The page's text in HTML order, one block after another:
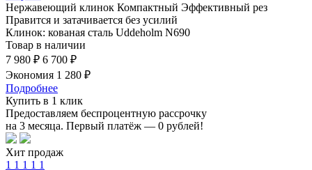
Нержавеющий клинок Компактный Эффективный рез
Правится и затачивается без усилий
Клинок: кованая сталь Uddeholm N690
Товар в наличии
7 980 ₽ 6 700 ₽
Экономия 1 280 ₽
Подробнее
Купить в 1 клик
Предоставляем беспроцентную рассрочку
на 3 месяца. Первый платёж — 0 рублей!
Хит продаж
1 1 1 1 1